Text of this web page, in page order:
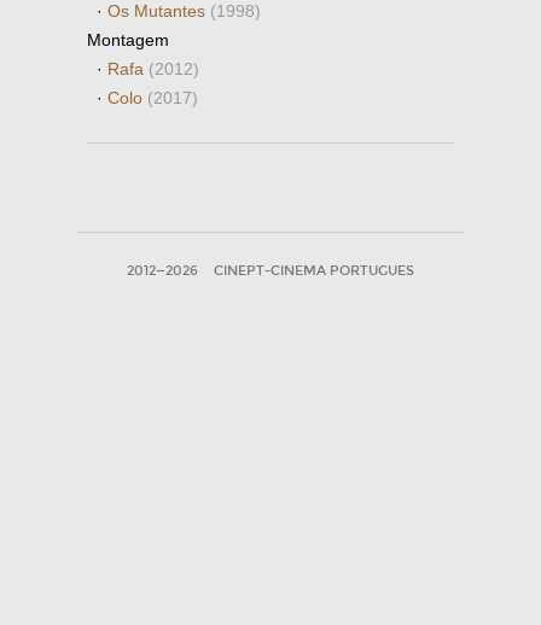
· Os Mutantes (1998)
Montagem
· Rafa (2012)
· Colo (2017)
2012—2026 CINEPT-CINEMA PORTUGUES